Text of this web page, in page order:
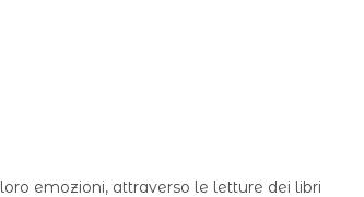
emozioni, attraverso le letture dei libri